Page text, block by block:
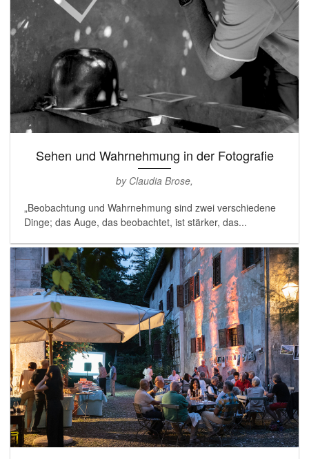
Sehen und Wahrnehmung in der Fotografie
by Claudia Brose,
„Beobachtung und Wahrnehmung sind zwei verschiedene
Dinge; das Auge, das beobachtet, ist stärker, das...